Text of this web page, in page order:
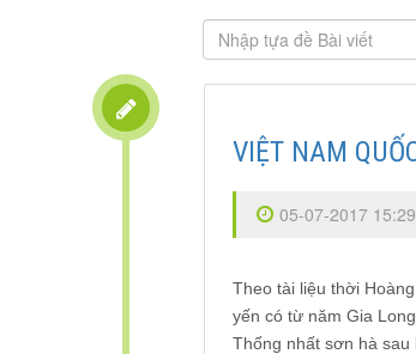
VIỆT NAM
05-07-2017 15:29
Theo tài liệu thời
yến có từ năm Gia
Thống nhất sơn hà sau